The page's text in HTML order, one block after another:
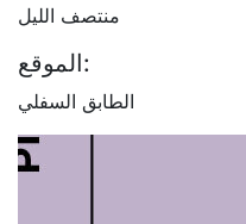
منتصف الليل
الموقع:
الطابق السفلي